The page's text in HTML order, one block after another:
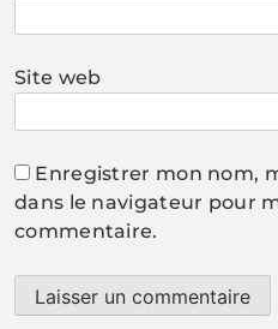
Site web
Enregistrer mon nom,
dans le navigateur pour
commentaire.